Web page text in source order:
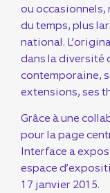
ou occasionnels,
du temps, plus
national.
dans la diversité
contemporaine,
extensions, ses
Grâce à une
pour la page
Interface a
espace
17 janvier 2015.